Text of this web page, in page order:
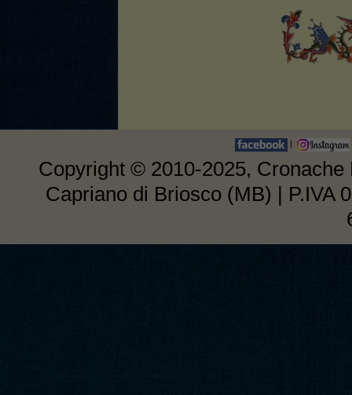
Copyright © 2010-2025,
Capriano di Briosco (MB) | P.IVA